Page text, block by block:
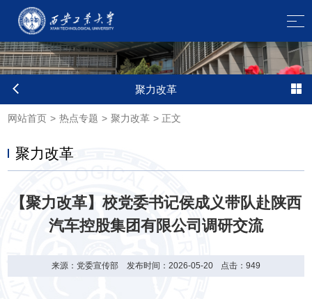
聚力改革
聚力改革
网站首页 > 热点专题 > 聚力改革 > 正文
【聚力改革】校党委书记侯成义带队赴陕西
汽车控股集团有限公司调研交流
来源：党委宣传部 发布时间：2026-05-20 点击：949